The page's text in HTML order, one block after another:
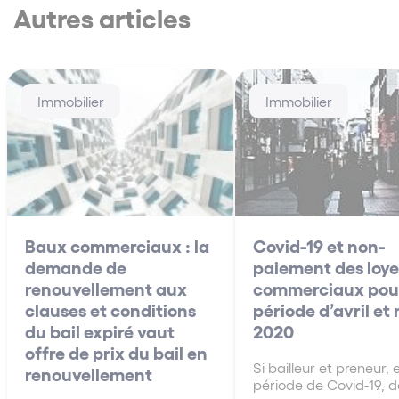
Autres articles
Immobilier
Baux commerciaux : la
demande de
renouvellement aux
clauses et conditions
du bail expiré vaut
offre de prix du bail en
renouvellement
Immobilier
Covid-19 et non-
paiement des
commerciaux
période d’avril et
2020
Si bailleur et preneur,
période de Covid-19,